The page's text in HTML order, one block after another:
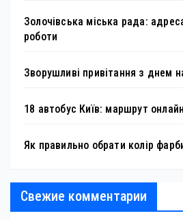
Золочівська міська рада:
роботи
Зворушливі привітання з днем
18 автобус Київ: маршрут
Як правильно обрати колір
Свежие комментарии